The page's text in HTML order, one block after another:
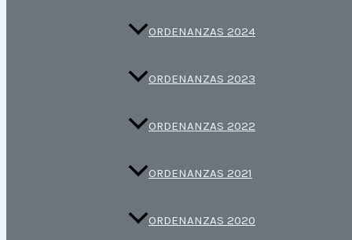
ORDENANZAS 2024
ORDENANZAS 2023
ORDENANZAS 2022
ORDENANZAS 2021
ORDENANZAS 2020